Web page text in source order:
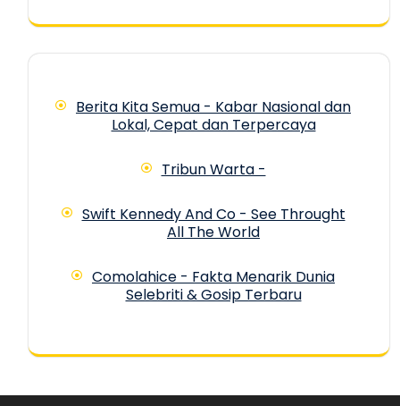
Berita Kita Semua - Kabar Nasional dan
Lokal, Cepat dan Terpercaya
Tribun Warta -
Swift Kennedy And Co - See Throught
All The World
Comolahice - Fakta Menarik Dunia
Selebriti & Gosip Terbaru